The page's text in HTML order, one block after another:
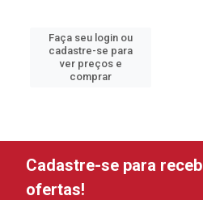
Faça seu login ou
cadastre-se para
ver preços e
comprar
Cadastre-se para
ofertas!